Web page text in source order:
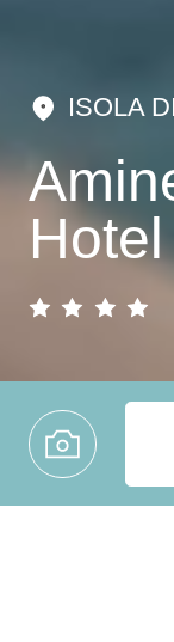
ISOLA
Hotel